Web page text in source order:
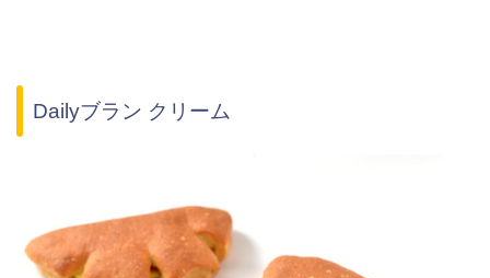
Dailyブラン クリーム